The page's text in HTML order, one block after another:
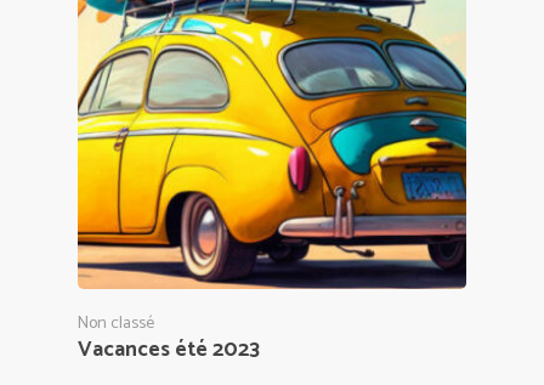
Non classé
Vacances été 2023